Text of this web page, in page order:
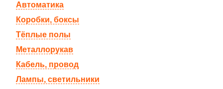
Автоматика
Коробки, боксы
Тёплые полы
Металлорукав
Кабель, провод
Лампы, светильники